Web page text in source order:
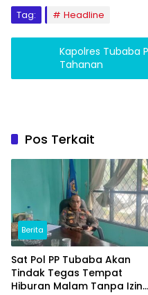
Tag: Headline
Kapolres Tubaba
Tahanan
Pos Terkait
Berita
Sat Pol PP Tubaba Akan
Tindak Tegas Tempat
Hiburan Malam Tanpa Izin